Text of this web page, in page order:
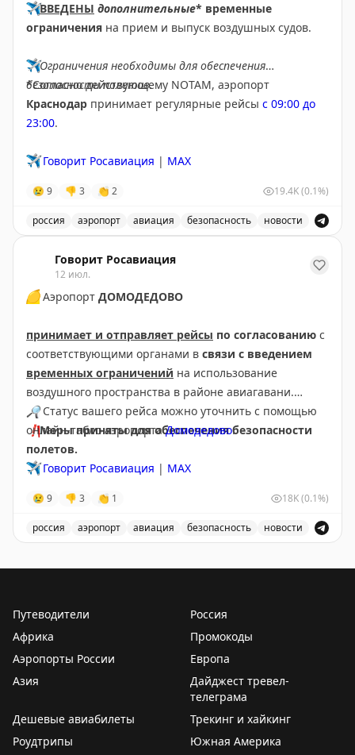
✈️ВВЕДЕНЫ дополнительные* временные
ограничения на прием и выпуск воздушных судов.
✈️Ограничения необходимы для обеспечения
безопасности полетов.
*Согласно действующему NOTAM, аэропорт
Краснодар принимает регулярные рейсы с 09:00 до
23:00.
✈️ Говорит Росавиация | MAX
😢 9 👎 3 👏 2 19.4K(0.1%)
россия аэропорт авиация безопасность новости
Говорит Росавиация
12 июл.
🟡Аэропорт ДОМОДЕДОВО
принимает и отправляет рейсы по согласованию с
соответствующими органами в связи с введением
временных ограничений на использование
воздушного пространства в районе авиагавани.
❗️Меры приняты для обеспечения безопасности
полетов.
🔎Статус вашего рейса можно уточнить с помощью
онлайн-табло аэропортаДомодедово.
✈️ Говорит Росавиация | МАХ
😢 9 👎 3 👏 1 18K(0.1%)
россия аэропорт авиация безопасность новости
Путеводители
Россия
Африка
Промокоды
Аэропорты России
Европа
Азия
Дайджест тревел-
телеграма
Дешевые авиабилеты
Трекинг и хайкинг
Роудтрипы
Южная Америка